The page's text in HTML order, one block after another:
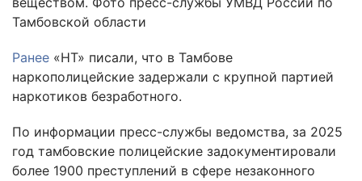
Тамбовской области
Ранее «НТ» писали, что в Тамбове
наркополицейские задержали с крупной партией
наркотиков безработного.
По информации пресс-службы ведомства, за 2025
год тамбовские полицейские задокументировали
более 1900 преступлений в сфере незаконного